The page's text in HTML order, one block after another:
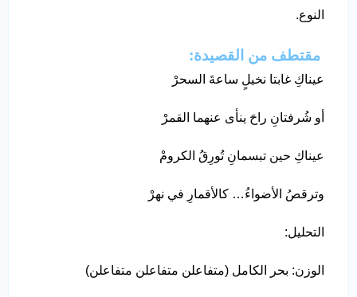
النوع.
مقتطف من القصيدة:
عيناكِ غابتا نخيلٍ ساعةَ السحرْ
أو شُرفتانِ راحَ ينأى عنهما القمرْ
عيناكِ حين تبسمانِ تُورِقُ الكرومْ
وترقصُ الأضواءُ… كالأقمارِ في نهرْ
التحليل:
الوزن: بحر الكامل (متفاعلن متفاعلن متفاعلن)